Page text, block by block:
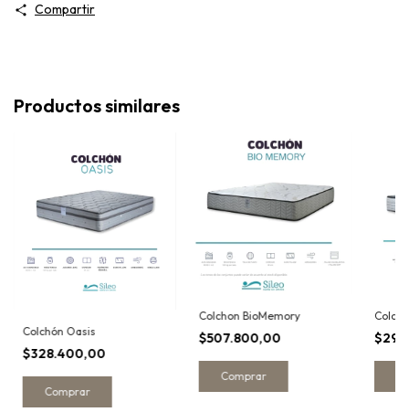
Compartir
Productos similares
Colchón Oasis
$328.400,00
Comprar
Colchon BioMemory
$507.800,00
Comprar